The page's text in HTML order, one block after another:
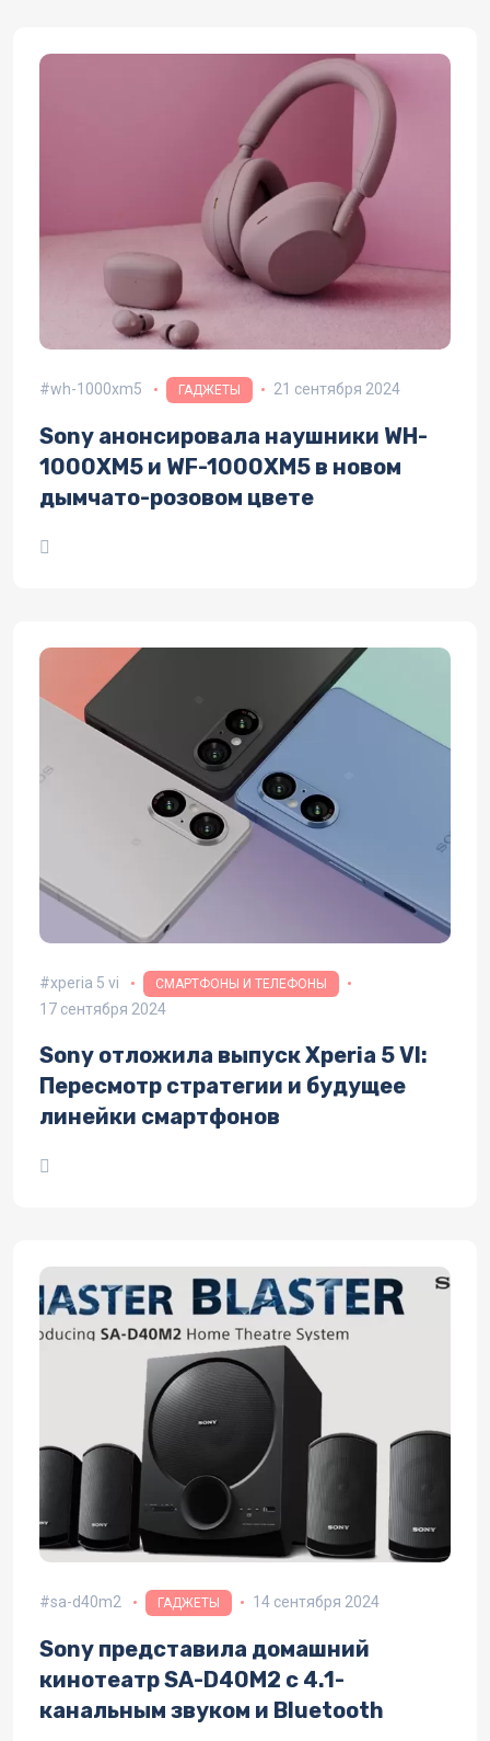
wh-1000xm5 ГАДЖЕТЫ 21 сентября 2024
Sony анонсировала наушники WH-
1000XM5 и WF-1000XM5 в новом
дымчато-розовом цвете
xperia 5 vi СМАРТФОНЫ И ТЕЛЕФОНЫ
17 сентября 2024
Sony отложила выпуск Xperia 5 VI:
Пересмотр стратегии и будущее
линейки смартфонов
sa-d40m2 ГАДЖЕТЫ 14 сентября 2024
Sony представила домашний
кинотеатр SA-D40M2 с 4.1-
канальным звуком и Bluetooth